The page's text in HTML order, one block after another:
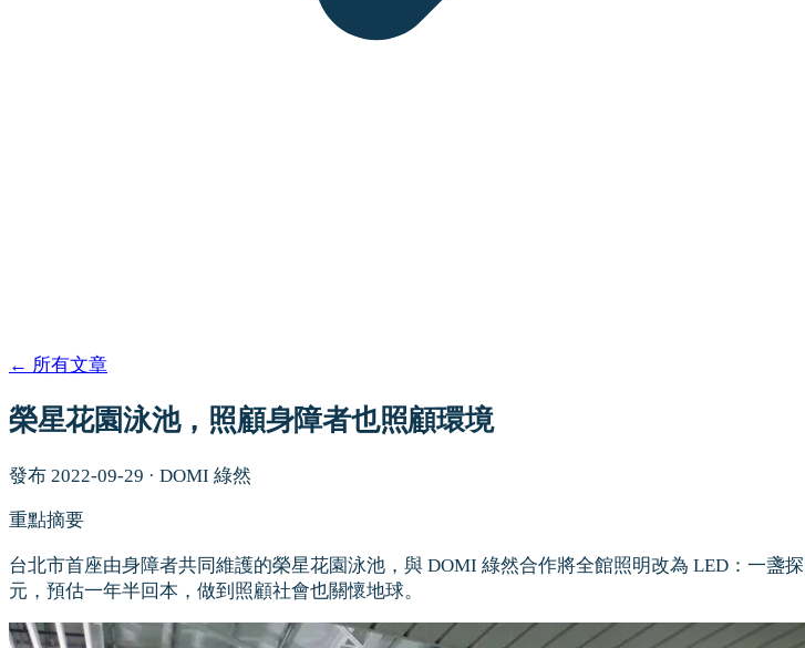
← 所有文章
榮星花園泳池，照顧身障者也照顧環境
發布 2022-09-29 · DOMI 綠然
重點摘要
台北市首座由身障者共同維護的榮星花園泳池，與 DOMI 綠然合作將全館照明改為 LED：一盞
元，預估一年半回本，做到照顧社會也關懷地球。